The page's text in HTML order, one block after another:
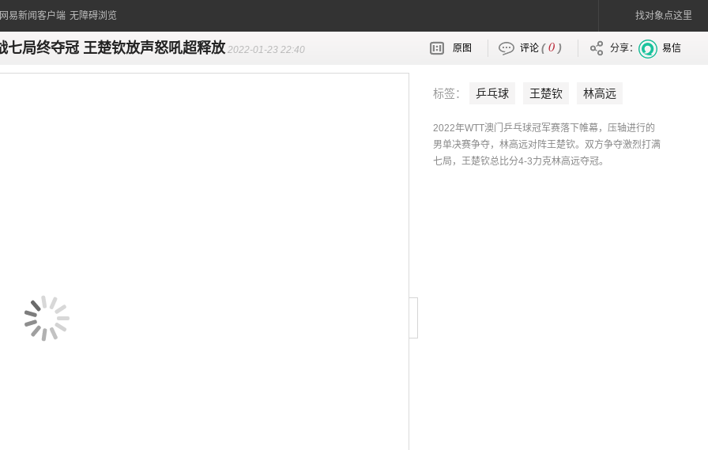
易新闻客户端 无障碍浏览 找对象点这里
七局终夺冠 王楚钦放声怒吼超释放 2022-01-23 22:40 原图 评论 (0 ) 分享： 易信
标签： 乒乓球 王楚钦 林高远
2022年WTT澳门乒乓球冠军赛落下帷幕，压轴进行的
男单决赛争夺，林高远对阵王楚钦。双方争夺激烈打满
七局，王楚钦总比分4-3力克林高远夺冠。